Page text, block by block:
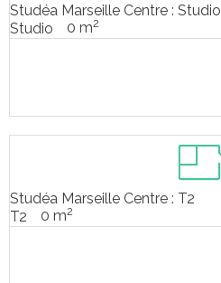
Studéa Marseille Centre : Studio
Studio
0 m2
Studéa Marseille Centre : T2
T2
0 m2